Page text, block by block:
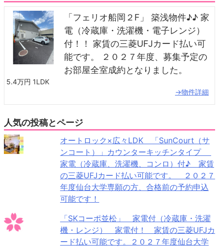
「フェリオ船岡２F」 築浅物件♪♪ 家
電（冷蔵庫・洗濯機・電子レンジ）
付！！ 家賃の三菱UFJカード払い可
能です。 ２０２７年度、募集予定の
お部屋全室成約となりました。
5.4万円 1LDK
→物件詳細
人気の投稿とページ
オートロック×広々LDK 「SunCourt（サ
ンコート）」カウンターキッチンタイプ
家電（冷蔵庫、洗濯機、コンロ）付♪ 家賃
の三菱UFJカード払い可能です。 ２０２７
年度仙台大学専願の方、合格前の予約申込
可能です！
「SKコーポ並松」 家電付（冷蔵庫・洗濯
機・レンジ） 家電付！ 家賃の三菱UFJカ
ード払い可能です。２０２７年度仙台大学